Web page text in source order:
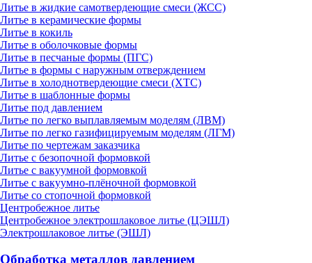
Литье в жидкие самотвердеющие смеси (ЖСС)
Литье в керамические формы
Литье в кокиль
Литье в оболочковые формы
Литье в песчаные формы (ПГС)
Литье в формы с наружным отверждением
Литье в холоднотвердеющие смеси (ХТС)
Литье в шаблонные формы
Литье под давлением
Литье по легко выплавляемым моделям (ЛВМ)
Литье по легко газифицируемым моделям (ЛГМ)
Литье по чертежам заказчика
Литье с безопочной формовкой
Литье с вакуумной формовкой
Литье с вакуумно-плёночной формовкой
Литье со стопочной формовкой
Центробежное литье
Центробежное электрошлаковое литье (ЦЭШЛ)
Электрошлаковое литье (ЭШЛ)
Обработка металлов давлением